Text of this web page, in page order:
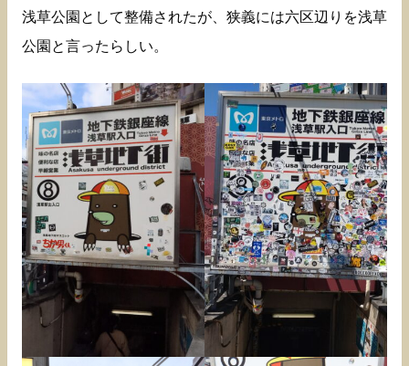
浅草公園として整備されたが、狭義には六区辺りを浅草
公園と言ったらしい。